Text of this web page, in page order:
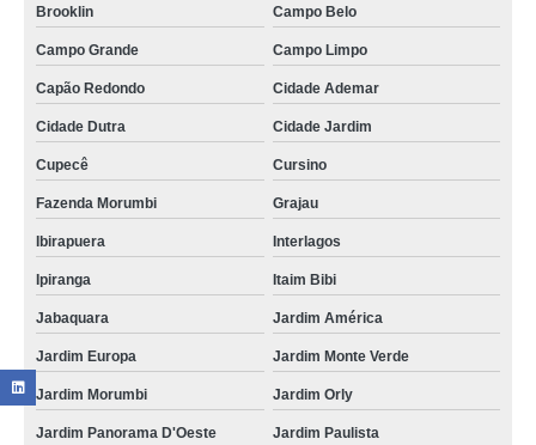
Brooklin Campo Belo
Campo Grande Campo Limpo
Capão Redondo Cidade Ademar
Cidade Dutra Cidade Jardim
Cupecê Cursino
Fazenda Morumbi Grajau
Ibirapuera Interlagos
Ipiranga Itaim Bibi
Jabaquara Jardim América
Jardim Europa Jardim Monte Verde
Jardim Morumbi Jardim Orly
Jardim Panorama D'Oeste Jardim Paulista